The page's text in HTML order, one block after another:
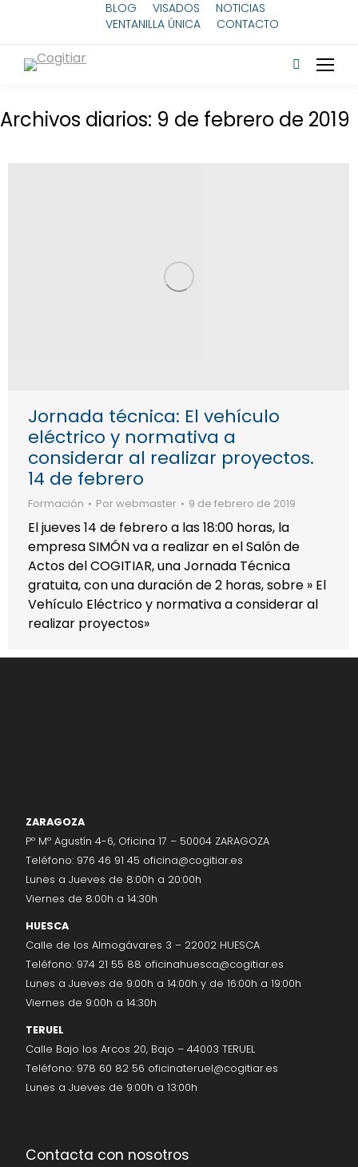
BLOG VISADOS
NOTICIAS
VENTANILLA ÚNICA
CONTACTO
Archivos diarios: 9 de febrero de 2019
Jornada técnica: El vehículo
eléctrico y normativa a
considerar al realizar proyectos.
14 de febrero
Formación Porwebmaster 9 de febrero de 2019
El jueves 14 de febrero a las 18:00 horas, la
empresa SIMÓN va a realizar en el Salón de
Actos del COGITIAR, una Jornada Técnica
gratuita, con una duración de 2 horas, sobre » El
Vehículo Eléctrico y normativa a considerar al
realizar proyectos»
ZARAGOZA
Pº Mº Agustín 4-6, Oficina 17 – 50004 ZARAGOZA
Teléfono: 976 46 91 45 oficina@cogitiar.es
Lunes a Jueves de 8:00h a 20:00h
Viernes de 8:00h a 14:30h
HUESCA
Calle de los Almogávares 3 – 22002 HUESCA
Teléfono: 974 21 55 88 oficinahuesca@cogitiar.es
Lunes a Jueves de 9:00h a 14:00h y de 16:00h a 19:00h
Viernes de 9:00h a 14:30h
TERUEL
Calle Bajo los Arcos 20, Bajo – 44003 TERUEL
Teléfono: 978 60 82 56 oficinateruel@cogitiar.es
Lunes a Jueves de 9:00h a 13:00h
Contacta con nosotros